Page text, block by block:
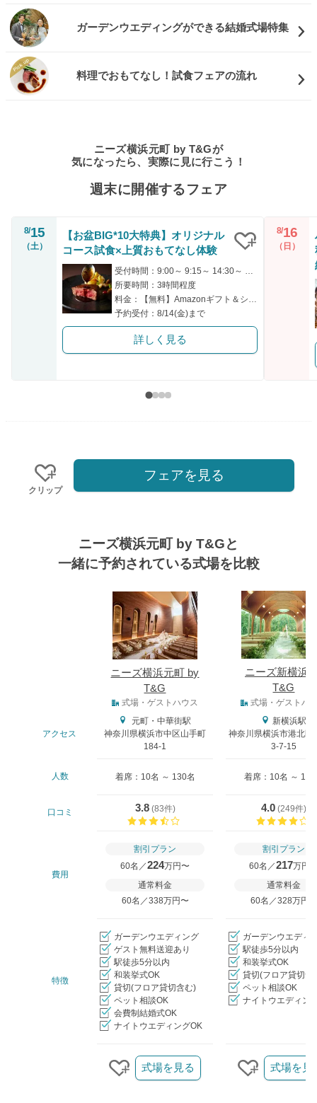
ガーデンウエディングができる結婚式場特集
料理でおもてなし！試食フェアの流れ
ニーズ横浜元町 by T&Gが
気になったら、実際に見に行こう！
週末に開催するフェア
8/15
（土）
【お盆BIG*10大特典】オリジナル
コース試食×上質おもてなし体験
受付時間：9:00～ 9:15～ 14:30～ 14:45～ 18:00～
所要時間：3時間程度
料金：【無料】Amazonギフト＆シェフ厳選の特別試食付き！
予約受付：8/14(金)まで
詳しく見る
8/16
（日）
クリップ
フェアを見る
ニーズ横浜元町 by T&Gと
一緒に予約されている式場を比較
ニーズ横浜元町 by
T&G
ニーズ新横浜
T&G
式場・ゲストハウス 式場・ゲストハ
アクセス
元町・中華街駅
神奈川県横浜市中区山手町
184-1
新横浜駅
神奈川県横浜市港北区
3-7-15
人数 着席：10名 ～ 130名 着席：10名 ～ 122
口コミ 3.8(83件)
4.0 (249件)
費用
割引プラン
60名／224万円〜
通常料金
60名／338万円〜
割引プラン
60名／217万円
通常料金
60名／328万円〜
特徴
ガーデンウエディング
ゲスト無料送迎あり
駅徒歩5分以内
和装挙式OK
貸切(フロア貸切含む)
ペット相談OK
会費制結婚式OK
ナイトウエディングOK
ガーデンウエディ
駅徒歩5分以内
和装挙式OK
貸切(フロア貸切含
ペット相談OK
ナイトウエディン
クリップする
式場を見る
クリップす
式場を見